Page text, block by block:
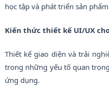
học tập và phát triển sản
Kiến thức thiết kế UI/UX
Thiết kế giao diện và trải
trong những yếu tố quan
ứng dụng.